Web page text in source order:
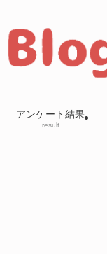
アンケート結果
result